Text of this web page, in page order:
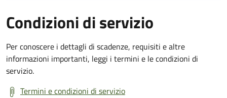
Condizioni di servizio
Per conoscere i dettagli di scadenze, requisiti e altre
informazioni importanti, leggi i termini e le condizioni di
servizio.
Termini e condizioni di servizio